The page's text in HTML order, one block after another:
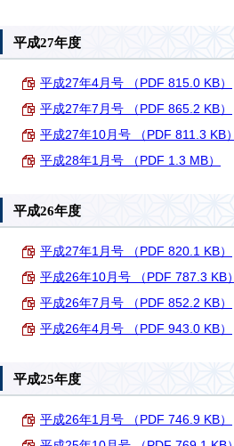
平成27年度
平成27年4月号 （PDF 815.0 KB）
平成27年7月号 （PDF 865.2 KB）
平成27年10月号 （PDF 811.3 KB）
平成28年1月号 （PDF 1.3 MB）
平成26年度
平成27年1月号 （PDF 820.1 KB）
平成26年10月号 （PDF 787.3 KB）
平成26年7月号 （PDF 852.2 KB）
平成26年4月号 （PDF 943.0 KB）
平成25年度
平成26年1月号 （PDF 746.9 KB）